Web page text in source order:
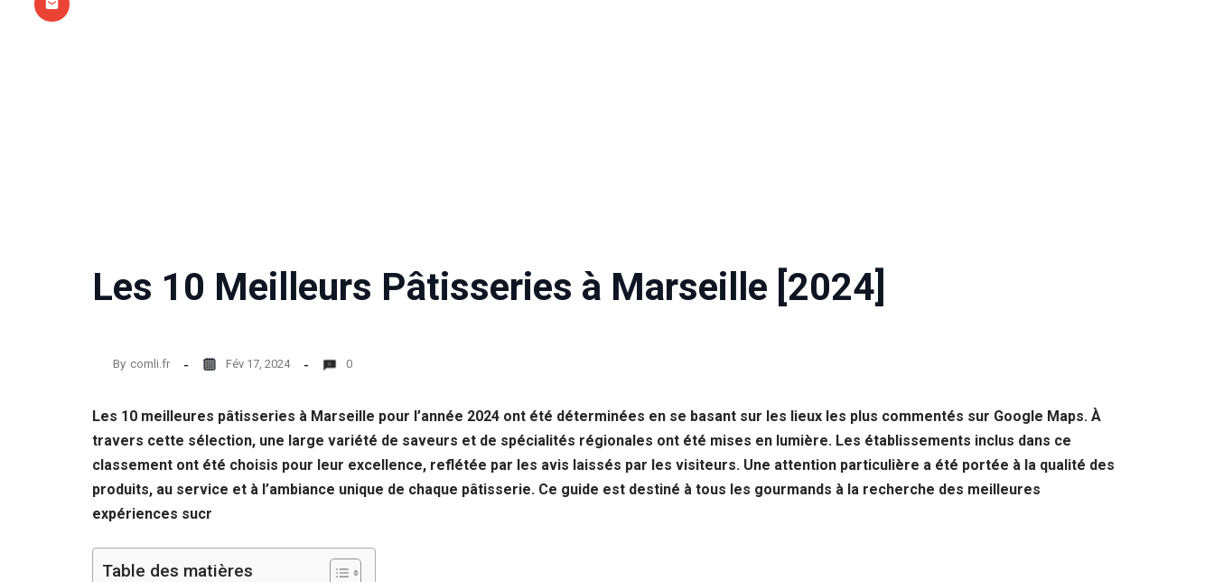
Les 10 Meilleurs Pâtisseries à Marseille [2024]
By comli.fr Fév 17, 2024 0
Les 10 meilleures pâtisseries à Marseille pour l’année 2024 ont été déterminées en se basant sur les lieux les plus commentés sur Google Maps. À
travers cette sélection, une large variété de saveurs et de spécialités régionales ont été mises en lumière. Les établissements inclus dans ce
classement ont été choisis pour leur excellence, reflétée par les avis laissés par les visiteurs. Une attention particulière a été portée à la qualité des
produits, au service et à l’ambiance unique de chaque pâtisserie. Ce guide est destiné à tous les gourmands à la recherche des meilleures
expériences sucr
Table des matières